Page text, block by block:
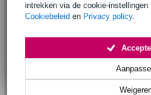
intrekken via de cookie-
Cookiebeleid en Privacy policy.